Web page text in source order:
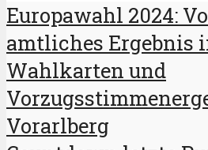
Europawahl 2024:
amtliches Ergebnis
Wahlkarten und
Vorarlberg